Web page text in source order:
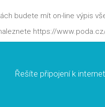
budete mít on-line výpis
https://
Řešíte připojení k